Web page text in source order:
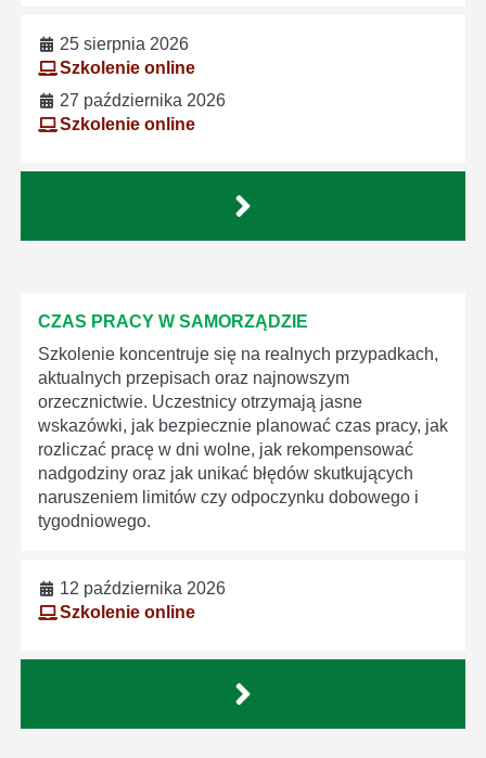
25 sierpnia 2026
Szkolenie online
27 października 2026
Szkolenie online
CZAS PRACY W SAMORZĄDZIE
Szkolenie koncentruje się na realnych przypadkach,
aktualnych przepisach oraz najnowszym
orzecznictwie. Uczestnicy otrzymają jasne
wskazówki, jak bezpiecznie planować czas pracy, jak
rozliczać pracę w dni wolne, jak rekompensować
nadgodziny oraz jak unikać błędów skutkujących
naruszeniem limitów czy odpoczynku dobowego i
tygodniowego.
12 października 2026
Szkolenie online